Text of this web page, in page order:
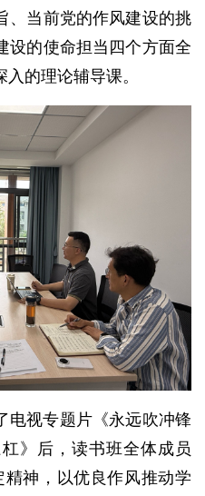
、当前党的作风建设的挑
设的使命担当四个方面全
的理论辅导课。
电视专题片《永远吹冲锋
》后，读书班全体成员
精神，以优良作风推动学